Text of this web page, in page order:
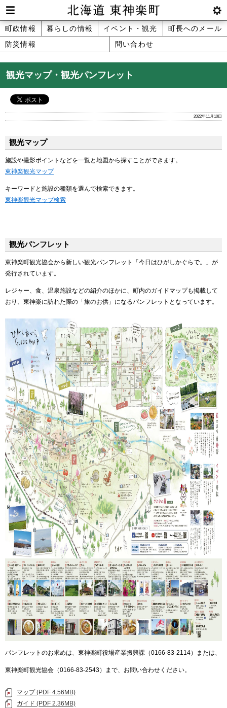
本
文
へ
メ
ュ
Men
u
btnS
ettin
北海道 東神楽町 Hokkaido
メ
ニ
ュ
町政情報 暮らしの情報 イベント・観光
町長へのメール
防災情報
問い合わせ
観光マップ・観光パンフレット
2022年11月10日
観光マップ
施設や撮影ポイントなどを一覧と地図から探すことができます。
東神楽観光マップ
キーワードと施設の種類を選んで検索できます。
東神楽観光マップ検索
観光パンフレット
東神楽町観光協会から新しい観光パンフレット「今日はひがしかぐらで。」が
発行されています。
レジャー、食、温泉施設などの紹介のほかに、町内のガイドマップも掲載して
おり、東神楽に訪れた際の「旅のお供」になるパンフレットとなっています。
パンフレットのお求めは、東神楽町役場産業振興課（0166-83-2114）または、
東神楽町観光協会（0166-83-2543）まで、お問い合わせください。
マップ (PDF 4.56MB)
ガイド (PDF 2.36MB)